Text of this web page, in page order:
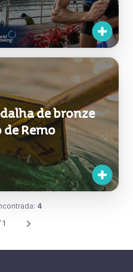
de bronze
Remo
4
1